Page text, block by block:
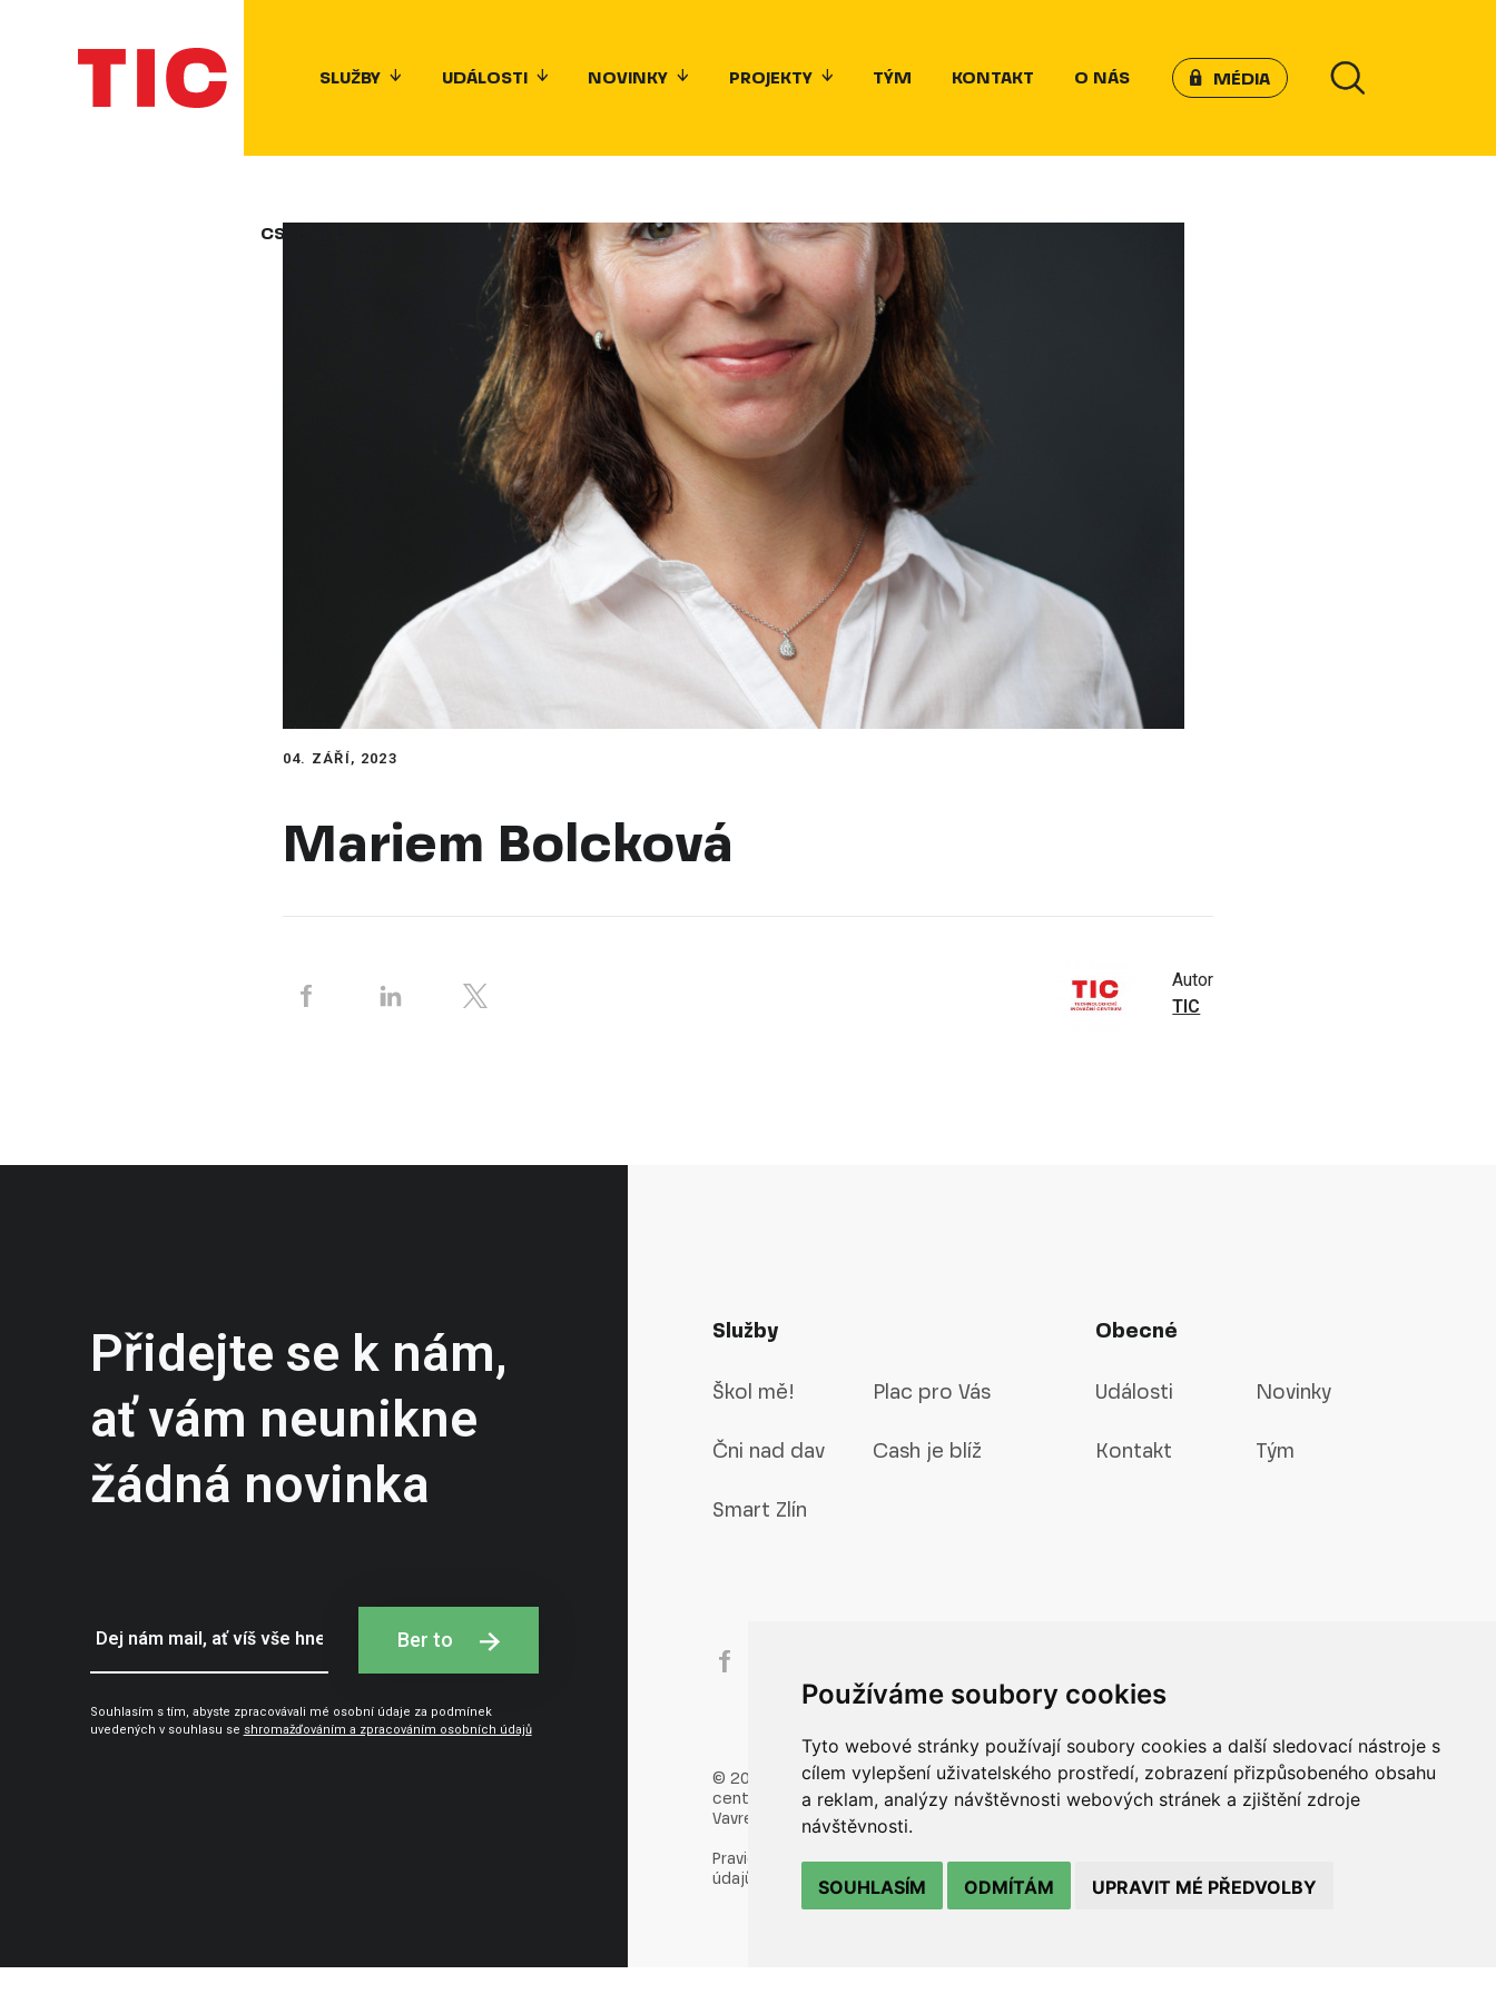
Používáme soubory cookies
Tyto webové stránky používají soubory cookies a další sledovací nástroje s
cílem vylepšení uživatelského prostředí, zobrazení přizpůsobeného obsahu
a reklam, analýzy návštěvnosti webových stránek a zjištění zdroje
návštěvnosti.
SOUHLASÍM ODMÍTÁM UPRAVIT MÉ PŘEDVOLBY
SLUŽBY UDÁLOSTI NOVINKY PROJEKTY TÝM KONTAKT O NÁS MÉDIA
CS
04. ZÁŘÍ, 2023
Mariem Bolcková
Autor
TIC
Přidejte se k nám,
ať vám neunikne
žádná novinka
Ber to
Souhlasím s tím, abyste zpracovávali mé osobní údaje za podmínek
uvedených v souhlasu se shromažďováním a zpracováním osobních údajů
Služby
Škol mě! Plac pro Vás
Čni nad dav Cash je blíž
Smart Zlín
Obecné
Události Novinky
Kontakt Tým
© 2026 Technologické inovační
centrum s.r.o.
Vavrečkova 5262, 760 01 Zlín
Pravidla ochrany a zpracování osobních
údajů
Zřizovatelé TIC: